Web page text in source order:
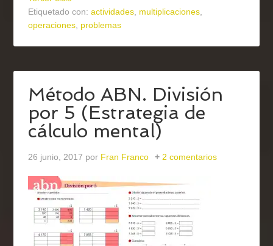
Etiquetado con:actividades, multiplicaciones,
operaciones, problemas
Método ABN. División
por 5 (Estrategia de
cálculo mental)
26 junio, 2017 por Fran Franco 2 comentarios